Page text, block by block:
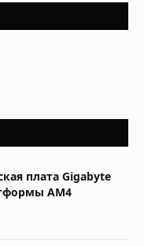
плата Gigabyte
AM4